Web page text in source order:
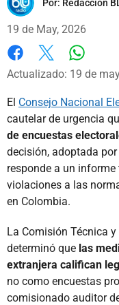
Por: Redacción
19 de May, 2026
Facebook
X
Actualizado: 19 de
El Consejo Nacional
cautelar de urgencia
de encuestas
decisión, adoptada
responde a un
violaciones a las
en Colombia.
La Comisión Técnica
determinó que las
extranjera califican
no como encuestas
comisionado auditor